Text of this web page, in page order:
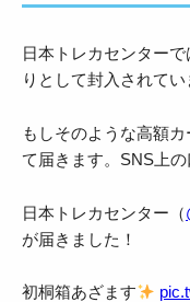
日本トレカセンター
りとして封入されてい
もしそのような高額
て届きます。SNS上の
日本トレカセンター（
が届きました！
初桐箱あざます